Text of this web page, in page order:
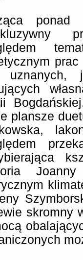
ponad
uznanych,
plansze
skromny